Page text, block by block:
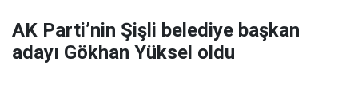
AK Parti’nin Şişli belediye başkan
adayı Gökhan Yüksel oldu